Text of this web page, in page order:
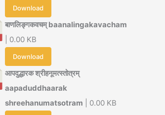
Download
बाणलिङ्गकवचम् baanalingakavacham
| 0.00 KB
Download
आपदुद्धारक श्रीहनूमत्स्तोत्रम्
aapaduddhaarak
shreehanumatsotram | 0.00 KB